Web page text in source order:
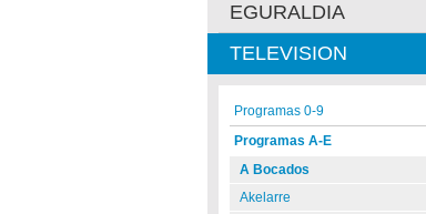
EGURALDIA
TELEVISION
Programas 0-9
Programas A-E
A Bocados
Akelarre